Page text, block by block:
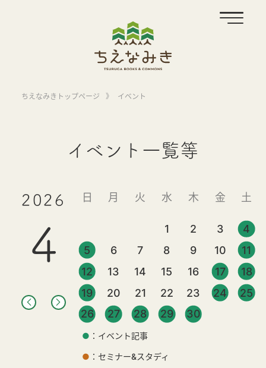
ちえなみきトップページ 》 イベント
イベント一覧等
2026
4
日 月 火 水 木 金 土
1 2 3
4
5
6 7 8 9 10
11
12
13 14 15 16 17
18
19
20 21 22 23 24
25
26
27 28 29 30
● ：イベント記事
● ：セミナー&スタディ